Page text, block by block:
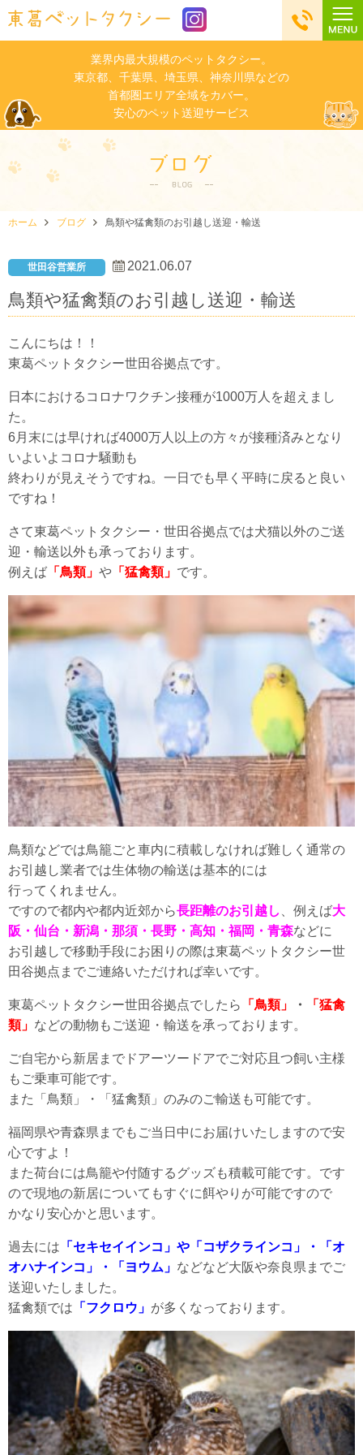
業界内最大規模のペットタクシー。
東京都、千葉県、埼玉県、神奈川県などの
首都圏エリア全域をカバー。
安心のペット送迎サービス
ホーム ブログ 鳥類や猛禽類のお引越し送迎・輸送
世田谷営業所 2021.06.07
鳥類や猛禽類のお引越し送迎・輸送
こんにちは！！
東葛ペットタクシー世田谷拠点です。
日本におけるコロナワクチン接種が1000万人を超えまし
た。
6月末には早ければ4000万人以上の方々が接種済みとなり
いよいよコロナ騒動も
終わりが見えそうですね。一日でも早く平時に戻ると良い
ですね！
さて東葛ペットタクシー・世田谷拠点では犬猫以外のご送
迎・輸送以外も承っております。
例えば 「鳥類」 や 「猛禽類」 です。
鳥類などでは鳥籠ごと車内に積載しなければ難しく通常の
お引越し業者では生体物の輸送は基本的には
行ってくれません。
ですので都内や都内近郊から長距離のお引越し 、例えば大
阪・仙台・新潟・那須・長野・高知・福岡・青森などに
お引越しで移動手段にお困りの際は東葛ペットタクシー世
田谷拠点までご連絡いただければ幸いです。
東葛ペットタクシー世田谷拠点でしたら 「鳥類」 ・
「猛禽
類」 などの動物もご送迎・輸送を承っております。
ご自宅から新居までドアーツードアでご対応且つ飼い主様
もご乗車可能です。
また「鳥類」・「猛禽類」のみのご輸送も可能です。
福岡県や青森県までもご当日中にお届けいたしますので安
心ですよ！
また荷台には鳥籠や付随するグッズも積載可能です。です
ので現地の新居についてもすぐに餌やりが可能ですので
かなり安心かと思います。
過去には 「セキセイインコ」や「コザクラインコ」・「オ
オハナインコ」・「ヨウム」 などなど大阪や奈良県までご
送迎いたしました。
猛禽類では 「フクロウ」 が多くなっております。